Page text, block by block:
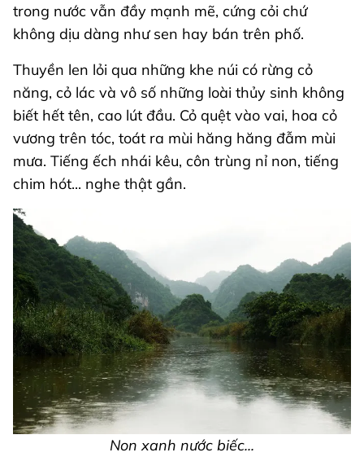
trong nước vẫn đầy mạnh mẽ, cứng cỏi chứ
không dịu dàng như sen hay bán trên phố.
Thuyền len lỏi qua những khe núi có rừng cỏ
năng, cỏ lác và vô số những loài thủy sinh không
biết hết tên, cao lút đầu. Cỏ quệt vào vai, hoa cỏ
vương trên tóc, toát ra mùi hăng hăng đẫm mùi
mưa. Tiếng ếch nhái kêu, côn trùng nỉ non, tiếng
chim hót... nghe thật gần.
Non xanh nước biếc...